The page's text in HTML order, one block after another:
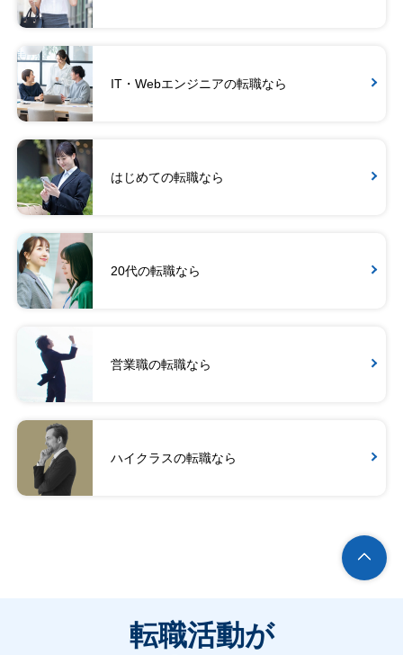
IT・Webエンジニアの転職なら
はじめての転職なら
20代の転職なら
営業職の転職なら
ハイクラスの転職なら
転職活動が